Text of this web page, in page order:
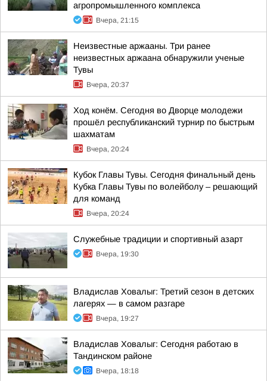
агропромышленного комплекса
Вчера, 21:15
Неизвестные аржааны. Три ранее
неизвестных аржаана обнаружили ученые
Тувы
Вчера, 20:37
Ход конём. Сегодня во Дворце молодежи
прошёл республиканский турнир по быстрым
шахматам
Вчера, 20:24
Кубок Главы Тувы. Сегодня финальный день
Кубка Главы Тувы по волейболу – решающий
для команд
Вчера, 20:24
Служебные традиции и спортивный азарт
Вчера, 19:30
Владислав Ховалыг: Третий сезон в детских
лагерях — в самом разгаре
Вчера, 19:27
Владислав Ховалыг: Сегодня работаю в
Тандинском районе
Вчера, 18:18